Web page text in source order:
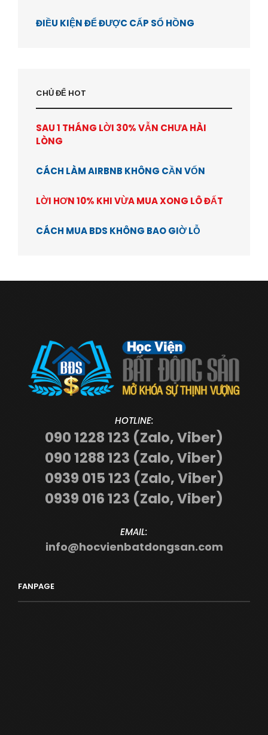
ĐIỀU KIỆN ĐỂ ĐƯỢC CẤP SỔ HỒNG
CHỦ ĐỂ HOT
SAU 1 THÁNG LỜI 30% VẪN CHƯA HÀI
LÒNG
CÁCH LÀM AIRBNB KHÔNG CẦN VỐN
LỜI HƠN 10% KHI VỪA MUA XONG LÔ ĐẤT
CÁCH MUA BDS KHÔNG BAO GIỜ LỖ
HOTLINE:
090 1228 123 (Zalo, Viber)
090 1288 123 (Zalo, Viber)
0939 015 123 (Zalo, Viber)
0939 016 123 (Zalo, Viber)
EMAIL:
info@hocvienbatdongsan.com
FANPAGE